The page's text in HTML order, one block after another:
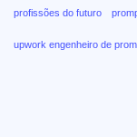
profissões do futuro
upwork engenheiro de